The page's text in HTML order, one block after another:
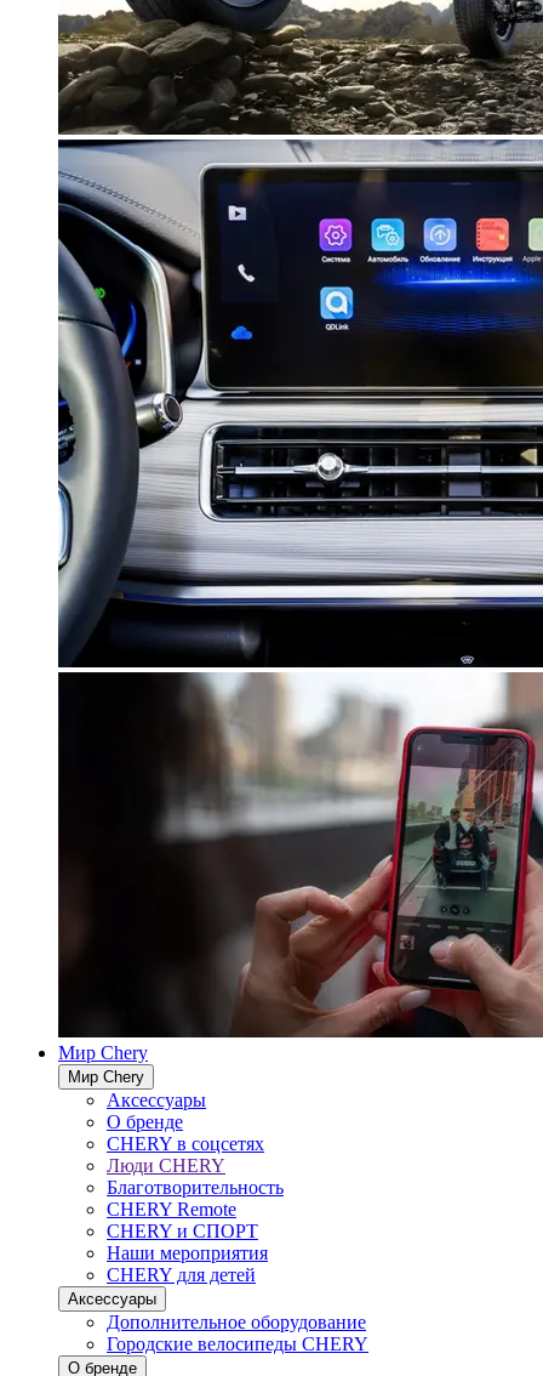
Мир Chery
Мир Chery
Аксессуары
О бренде
CHERY в соцсетях
Люди CHERY
Благотворительность
CHERY Remote
CHERY и СПОРТ
Наши мероприятия
CHERY для детей
Аксессуары
Дополнительное оборудование
Городские велосипеды CHERY
О бренде